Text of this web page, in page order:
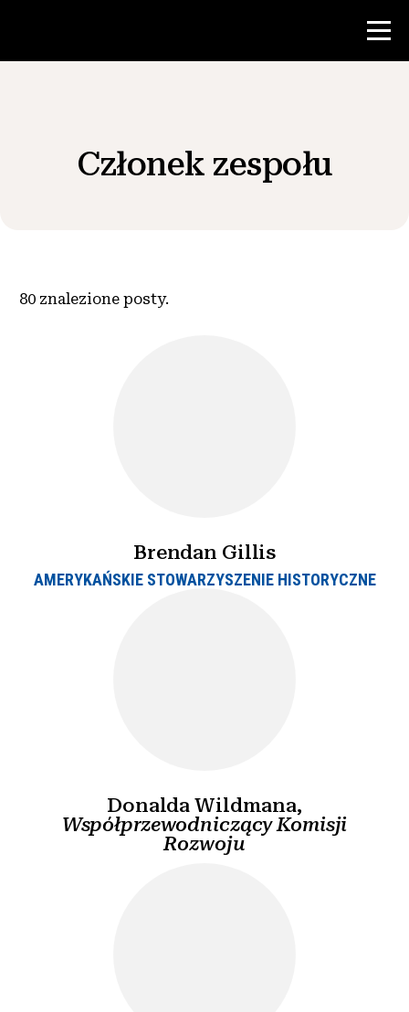
Zasoby dla nauczycieli
Członek zespołu
80 znalezione posty.
Brendan Gillis
AMERYKAŃSKIE STOWARZYSZENIE HISTORYCZNE
Donalda Wildmana,
Współprzewodniczący Komisji
Rozwoju